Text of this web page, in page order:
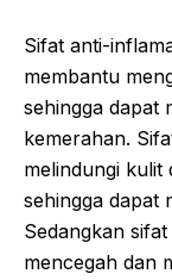
Sifat anti-
membantu
sehingga dapat
kemerahan.
melindungi kulit
sehingga dapat
Sedangkan
mencegah dan